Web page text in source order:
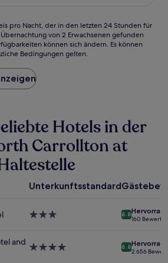
pro Nacht, der in den letzten 24 Stunden für
von 2 Erwachsenen gefunden
können sich ändern. Es können
Bedingungen gelten.
Hotels in der
Carrollton at
Unterkunftsstandard
3.0-
8.8
160
and 4.0-
8.8
2.656